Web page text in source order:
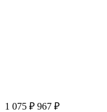
1 075 ₽ 967 ₽